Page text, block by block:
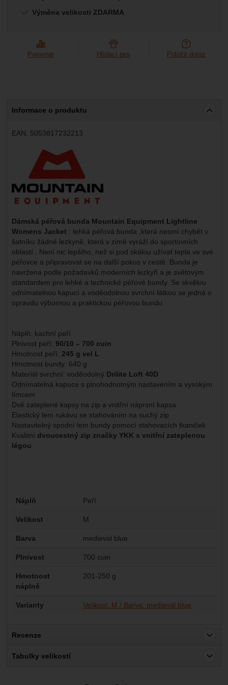
Výměna velikosti ZDARMA
Porovnat Hlídací pes Položit dotaz
Informace o produktu
EAN: 5053817232213
Výrobce:
Dámská péřová bunda Mountain Equipment Lightline
Womens Jacket : lehká péřová bunda ,která nesmí chybět v
šatníku žádné lezkyně, která v zimě vyráží do sportovních
oblastí . Není nic lepšího, než si pod skálou užívat tepla ve své
péřovce a připravovat se na další pokus v cestě. Bunda je
navržena podle požadavků moderních lezkyň a je světovým
standardem pro lehké a technické péřové bundy. Se skvělou
odnímatelnou kapucí a voděodolnou svrchní látkou se jedná o
opravdu výbornou a praktickou péřovou bundu.
Náplň: kachní peří
Plnivost peří: 90/10 – 700 cuin
Hmotnost peří: 245 g vel L
Hmotnost bundy: 640 g
Materiál svrchní: voděodolný Drilite Loft 40D
Odnímatelná kapuce s plnohodnotným nastavením a vysokým
límcem
Dvě zateplené kapsy na zip a vnitřní náprsní kapsa
Elastický lem rukávu se stahováním na suchý zip
Nastavitelný spodní lem bundy pomocí stahovacích tkaniček
Kvalitní dvoucestný zip značky YKK s vnitřní zateplenou
légou
Parametry
Náplň Peří
Velikost M
Barva medieval blue
Plnivost 700 cuin
Hmotnost
náplně
201-250 g
Varianty Velikost: M / Barva: medieval blue
Recenze
Tabulky velikostí